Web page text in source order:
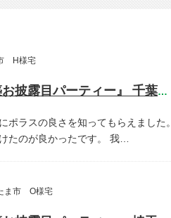
H様宅
開催しました! 『新築お披露目パーティー』 千葉県船橋市 H様宅
ポラスの良さを知ってもらえました。
たのが良かったです。
我…
ま市 O様宅